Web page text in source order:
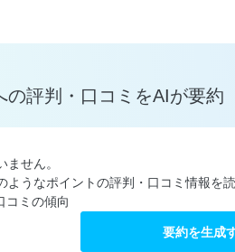
の評判・口コミをAIが要約
ません。
ようなポイントの評判・口コミ情報を
コミの傾向
要約を生成